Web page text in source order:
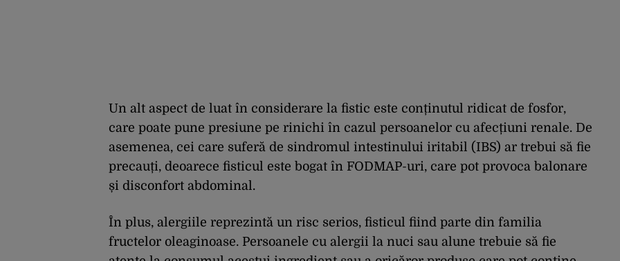
Un alt aspect de luat în considerare la fistic este conținutul ridicat de fosfor,
care poate pune presiune pe rinichi în cazul persoanelor cu afecțiuni renale. De
asemenea, cei care suferă de sindromul intestinului iritabil (IBS) ar trebui să fie
precauți, deoarece fisticul este bogat în FODMAP-uri, care pot provoca balonare
și disconfort abdominal.
În plus, alergiile reprezintă un risc serios, fisticul fiind parte din familia
fructelor oleaginoase. Persoanele cu alergii la nuci sau alune trebuie să fie